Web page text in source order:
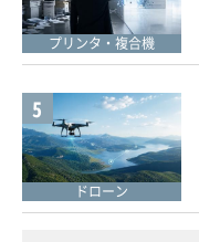
プリンタ・複合機
5
ドローン